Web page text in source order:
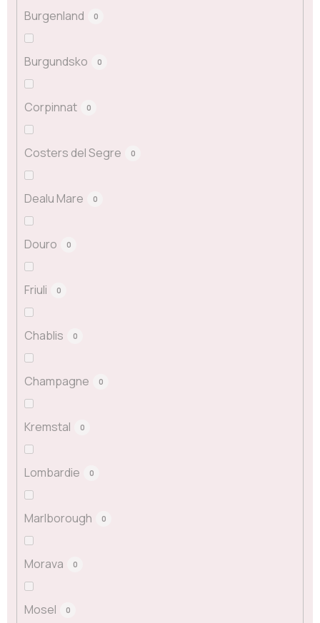
Burgenland 0
Burgundsko 0
Corpinnat 0
Costers del Segre 0
Dealu Mare 0
Douro 0
Friuli 0
Chablis 0
Champagne 0
Kremstal 0
Lombardie 0
Marlborough 0
Morava 0
Mosel 0